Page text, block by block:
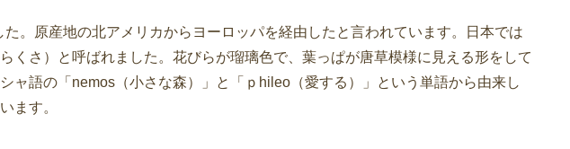
。原産地の北アメリカからヨーロッパを経由したと言われています。日本では
くさ）と呼ばれました。花びらが瑠璃色で、葉っぱが唐草模様に見える形をして
ャ語の「nemos（小さな森）」と「ｐhileo（愛する）」という単語から由来し
ます。